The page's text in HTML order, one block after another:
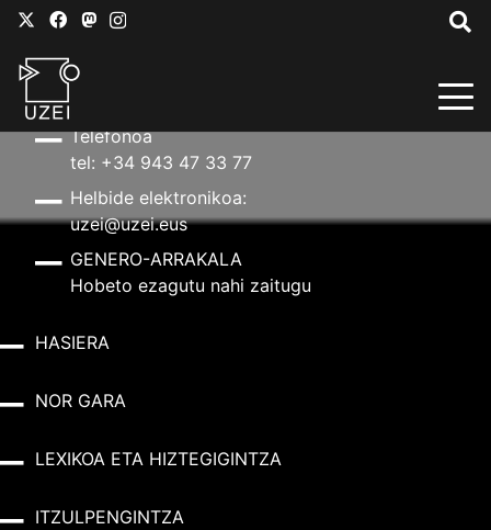
Helbidea
Telefonoa
tel: +34 943 47 33 77
Helbide elektronikoa:
uzei@uzei.eus
GENERO-ARRAKALA
Hobeto ezagutu nahi zaitugu
HASIERA
NOR GARA
LEXIKOA ETA HIZTEGIGINTZA
ITZULPENGINTZA